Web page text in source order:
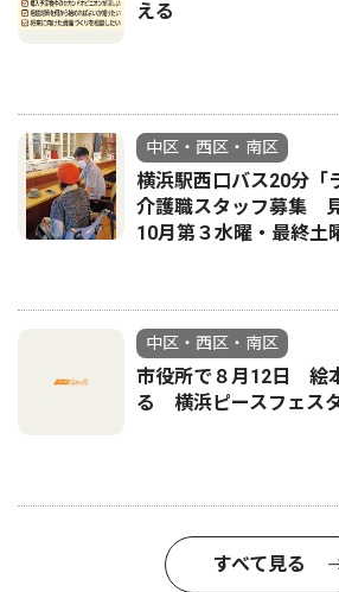
える
中区・西区・南区
横浜駅西口バス20分
介護職スタッフ募集
10月第３水曜・最終土
中区・西区・南区
市役所で８月12日 絵
る 横浜ピースフェス
すべて見る